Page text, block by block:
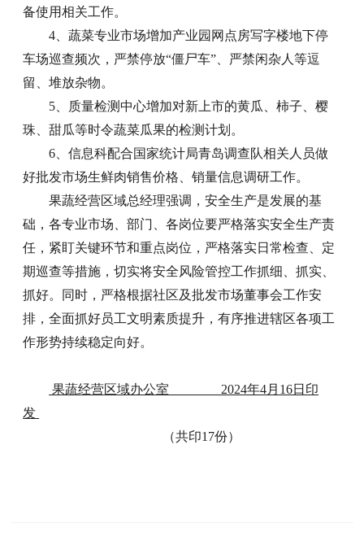
备使用相关工作。
4、蔬菜专业市场增加产业园网点房写字楼地下停
车场巡查频次，严禁停放“僵尸车”、严禁闲杂人等逗
留、堆放杂物。
5、质量检测中心增加对新上市的黄瓜、柿子、樱
珠、甜瓜等时令蔬菜瓜果的检测计划。
6、信息科配合国家统计局青岛调查队相关人员做
好批发市场生鲜肉销售价格、销量信息调研工作。
果蔬经营区域总经理强调，安全生产是发展的基
础，各专业市场、部门、各岗位要严格落实安全生产责
任，紧盯关键环节和重点岗位，严格落实日常检查、定
期巡查等措施，切实将安全风险管控工作抓细、抓实、
抓好。同时，严格根据社区及批发市场董事会工作安
排，全面抓好员工文明素质提升，有序推进辖区各项工
作形势持续稳定向好。
果蔬经营区域办公室 2024年4月16日印
发
（共印17份）